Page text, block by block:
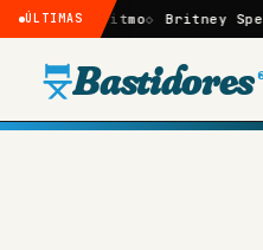
ÚLTIMASBritney Spears diz
Bastidores